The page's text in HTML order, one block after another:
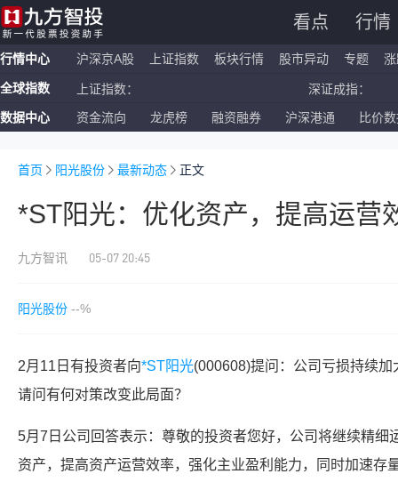
看点 行情
行情中心 沪深京A股 上证指数 板块行情 股市异动 专题
全球指数 上证指数： 深证成指：
恒生指数： 国企指数：
数据中心 资金流向 龙虎榜 融资融券 沪深港通 比价
首页 阳光股份 最新动态 正文
*ST阳光：优化资产，提高运营
九方智讯 05-07 20:45
阳光股份 --%
2月11日有投资者向*ST阳光(000608)提问：公司亏损持续
请问有何对策改变此局面？
5月7日公司回答表示：尊敬的投资者您好，公司将继续精细
资产，提高资产运营效率，强化主业盈利能力，同时加速存